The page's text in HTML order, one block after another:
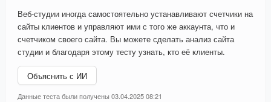
Веб-студии иногда самостоятельно устанавливают счетчики на
сайты клиентов и управляют ими с того же аккаунта, что и
счетчиком своего сайта. Вы можете сделать анализ сайта
студии и благодаря этому тесту узнать, кто её клиенты.
Объяснить с ИИ
Данные теста были получены 03.04.2025 08:21